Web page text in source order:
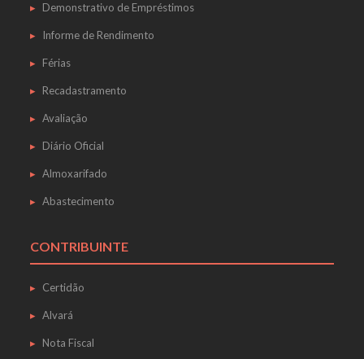
Demonstrativo de Empréstimos
Informe de Rendimento
Férias
Recadastramento
Avaliação
Diário Oficial
Almoxarifado
Abastecimento
CONTRIBUINTE
Certidão
Alvará
Nota Fiscal